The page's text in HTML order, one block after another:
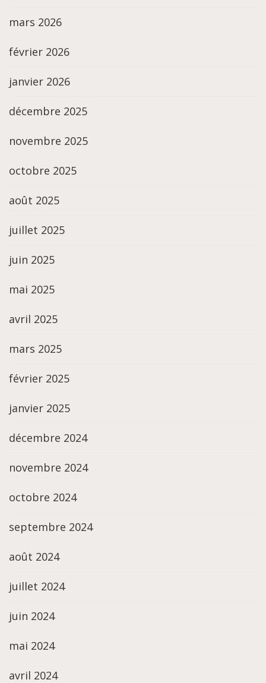
mars 2026
février 2026
janvier 2026
décembre 2025
novembre 2025
octobre 2025
août 2025
juillet 2025
juin 2025
mai 2025
avril 2025
mars 2025
février 2025
janvier 2025
décembre 2024
novembre 2024
octobre 2024
septembre 2024
août 2024
juillet 2024
juin 2024
mai 2024
avril 2024